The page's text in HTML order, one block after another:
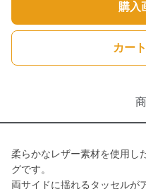
購入
カー
柔らかなレザー素材を使用し
グです。
両サイドに揺れるタッセルが